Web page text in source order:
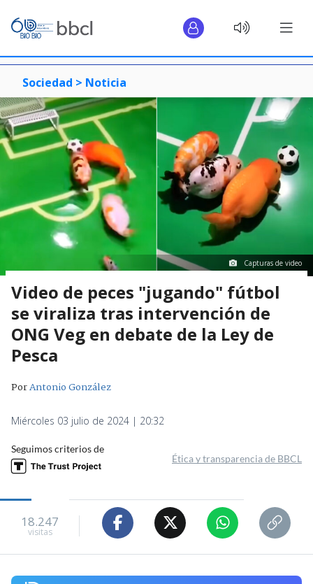
Sociedad > Noticia
Capturas de video
Video de peces "jugando" fútbol
se viraliza tras intervención de
ONG Veg en debate de la Ley de
Pesca
PorAntonio González
Miércoles 03 julio de 2024 | 20:32
Seguimos criterios de
Ética y transparencia de BBCL
18.247
visitas